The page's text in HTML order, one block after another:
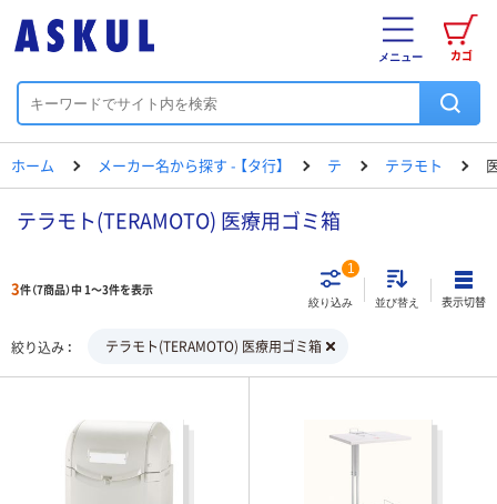
カゴ
メニュー
ホーム メーカー名から探す - 【タ行】 テ テラモト
テラモト(TERAMOTO) 医療用ゴミ箱
3件（7商品）中 1～3件を表示
絞り込み
1
並び替え 表示切替
絞り込み テラモト(TERAMOTO) 医療用ゴミ箱